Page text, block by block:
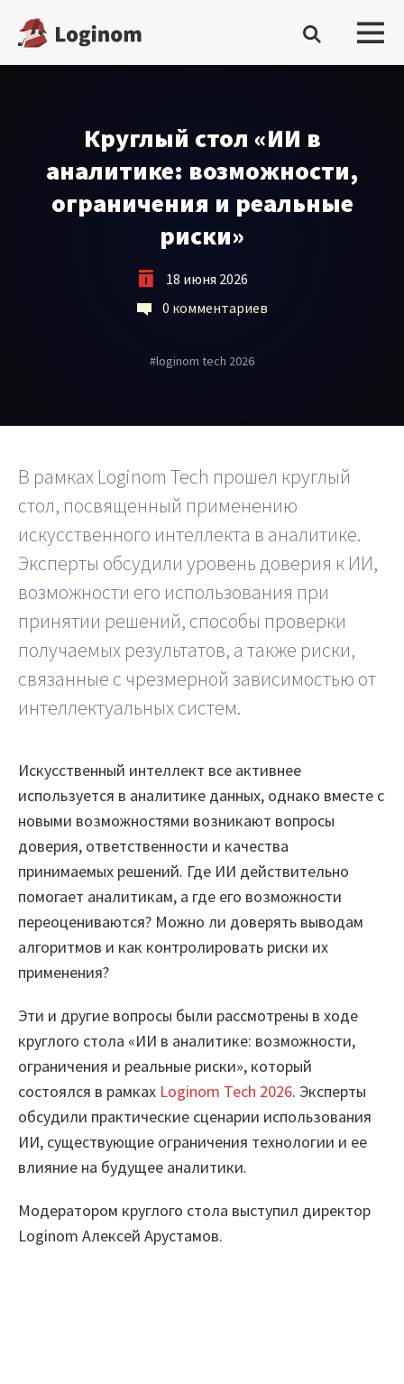
Платформа
Скачать бесплатную редакцию
Купить настольную редакцию
Запросить trial сервера
Демостенды
Документация
Архитектура Loginom
Системные требования
Цены
Loginom + AI
AI в экосистеме Loginom
Преимущества
Для аналитиков
Для IT-специалистов
Вопросы и ответы
Маркетплейс
Готовые решения
Интеграции
Библиотеки компонентов
Обучение
Быстрый старт
Loginom.Навыки
Мастерская Loginom
Кубок Loginom
Клиенты
Круглый стол «ИИ в
аналитике: возможности,
ограничения и реальные
риски»
18 июня 2026
0 комментариев
#loginom tech 2026
В рамках Loginom Tech прошел круглый
стол, посвященный применению
искусственного интеллекта в аналитике.
Эксперты обсудили уровень доверия к ИИ,
возможности его использования при
принятии решений, способы проверки
получаемых результатов, а также риски,
связанные с чрезмерной зависимостью от
интеллектуальных систем.
Искусственный интеллект все активнее
используется в аналитике данных, однако вместе с
новыми возможностями возникают вопросы
доверия, ответственности и качества
принимаемых решений. Где ИИ действительно
помогает аналитикам, а где его возможности
переоцениваются? Можно ли доверять выводам
алгоритмов и как контролировать риски их
применения?
Эти и другие вопросы были рассмотрены в ходе
круглого стола «ИИ в аналитике: возможности,
ограничения и реальные риски», который
состоялся в рамках Loginom Tech 2026. Эксперты
обсудили практические сценарии использования
ИИ, существующие ограничения технологии и ее
влияние на будущее аналитики.
Модератором круглого стола выступил директор
Loginom Алексей Арустамов.